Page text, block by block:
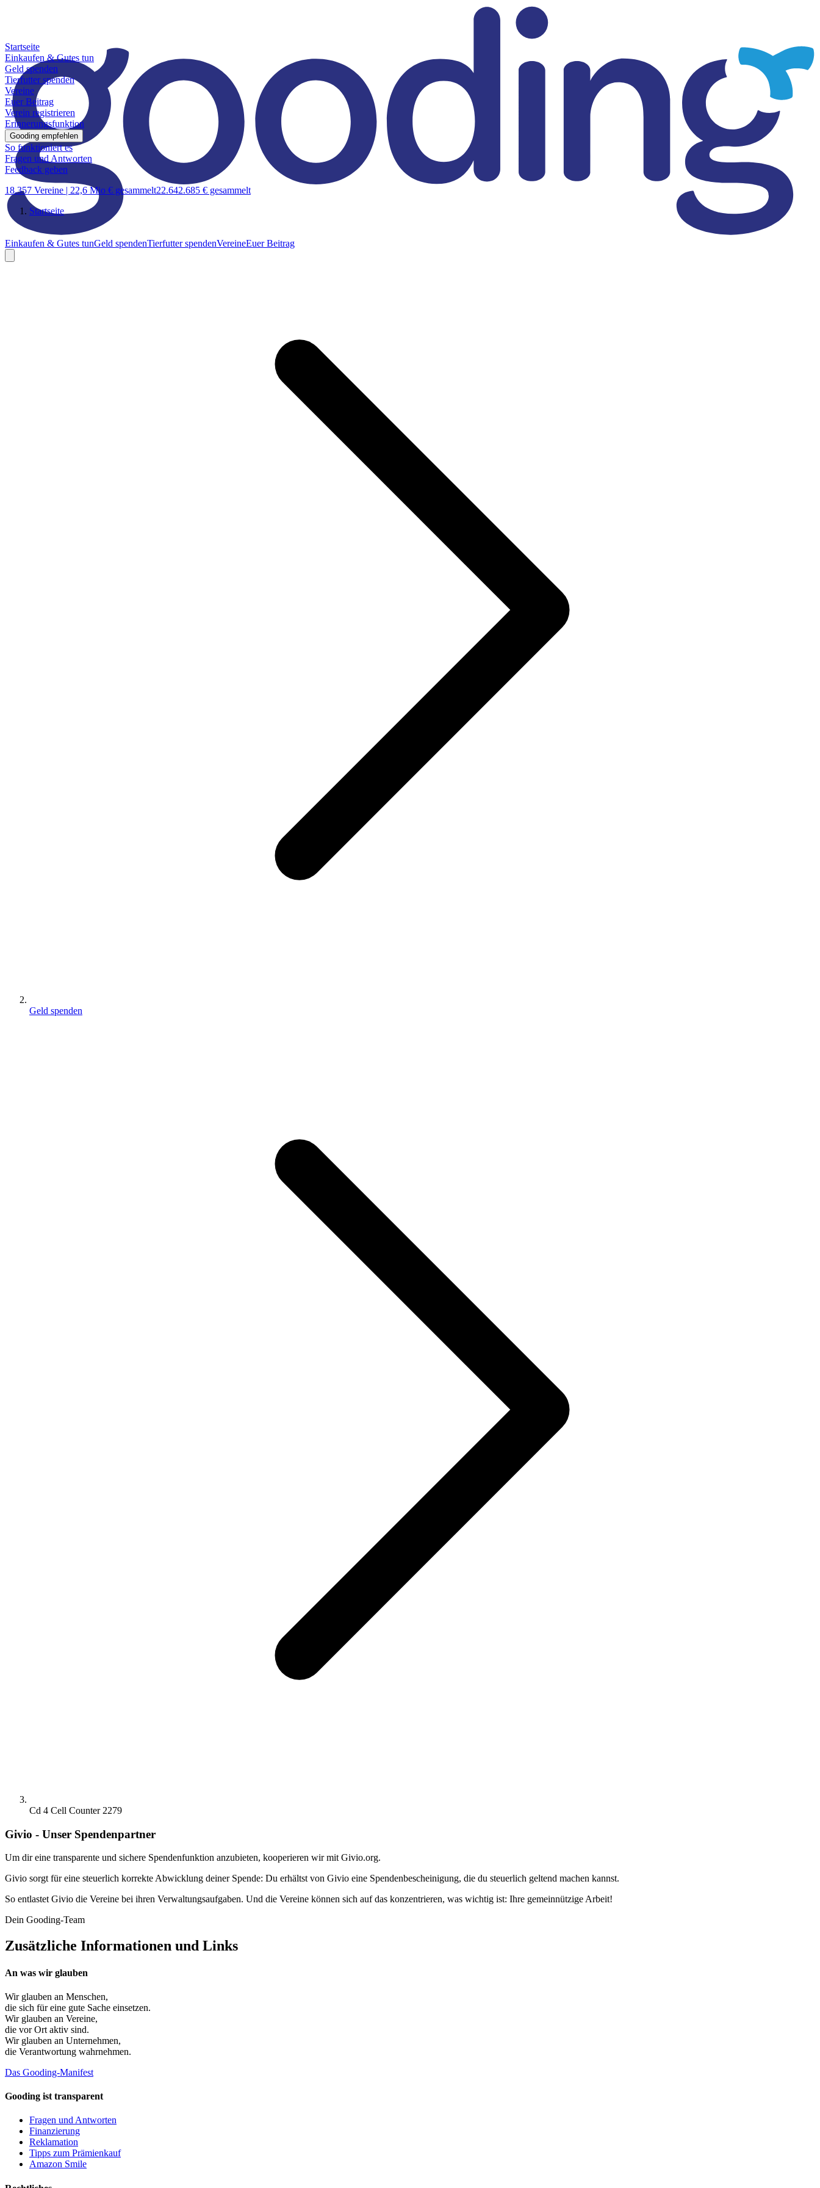
Einkaufen & Gutes tunGeld spendenTierfutter spendenVereineEuer Beitrag
Startseite
Einkaufen & Gutes tun
Geld spenden
Tierfutter spenden
Vereine
Euer Beitrag
Verein registrieren
Erinnerungsfunktion
Gooding empfehlen
So funktioniert es
Fragen und Antworten
Feedback geben
18.357 Vereine | 22,6 Mio € gesammelt22.642.685 € gesammelt
Startseite
Geld spenden
Cd 4 Cell Counter 2279
Givio - Unser Spendenpartner
Um dir eine transparente und sichere Spendenfunktion anzubieten, kooperieren wir mit Givio.org.
Givio sorgt für eine steuerlich korrekte Abwicklung deiner Spende: Du erhältst von Givio eine Spendenbescheinigung, die du steuerlich geltend machen kannst.
So entlastet Givio die Vereine bei ihren Verwaltungsaufgaben. Und die Vereine können sich auf das konzentrieren, was wichtig ist: Ihre gemeinnützige Arbeit!
Dein Gooding-Team
Zusätzliche Informationen und Links
An was wir glauben
Wir glauben an Menschen,
die sich für eine gute Sache einsetzen.
Wir glauben an Vereine,
die vor Ort aktiv sind.
Wir glauben an Unternehmen,
die Verantwortung wahrnehmen.
Das Gooding-Manifest
Gooding ist transparent
Fragen und Antworten
Finanzierung
Reklamation
Tipps zum Prämienkauf
Amazon Smile